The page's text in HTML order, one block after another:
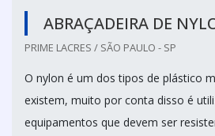
ABRAÇADEIRA DE
PRIME LACRES / SÃO PAULO - SP
O nylon é um dos tipos de plástico
existem, muito por conta disso é
equipamentos que devem ser